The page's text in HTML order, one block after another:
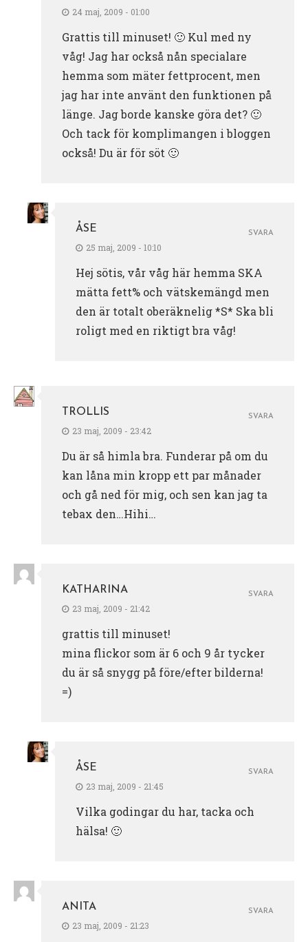
24 maj, 2009 - 01:00
Grattis till minuset! 🙂 Kul med ny
våg! Jag har också nån specialare
hemma som mäter fettprocent, men
jag har inte använt den funktionen på
länge. Jag borde kanske göra det? 🙂
Och tack för komplimangen i bloggen
också! Du är för söt 🙂
ÅSE
25 maj, 2009 - 10:10
Hej sötis, vår våg här hemma SKA
mätta fett% och vätskemängd men
den är totalt oberäknelig *S* Ska bli
roligt med en riktigt bra våg!
SVARA
TROLLIS
23 maj, 2009 - 23:42
Du är så himla bra. Funderar på om du
kan låna min kropp ett par månader
och gå ned för mig, och sen kan jag ta
tebax den…Hihi…
SVARA
KATHARINA
23 maj, 2009 - 21:42
grattis till minuset!
mina flickor som är 6 och 9 år tycker
du är så snygg på före/efter bilderna!
=)
SVARA
ÅSE
23 maj, 2009 - 21:45
Vilka godingar du har, tacka och
hälsa! 🙂
SVARA
ANITA
23 maj, 2009 - 21:23
SVARA